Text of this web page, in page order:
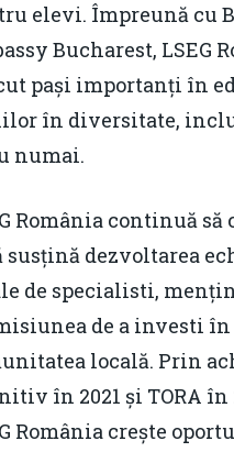
elevi. Împreună cu
Bucharest, LSEG
pași importanți în
în diversitate,
numai.
România continuă să
susțină dezvoltarea
de specialisti,
de a investi în
locală. Prin
în 2021 și TORA în
România crește